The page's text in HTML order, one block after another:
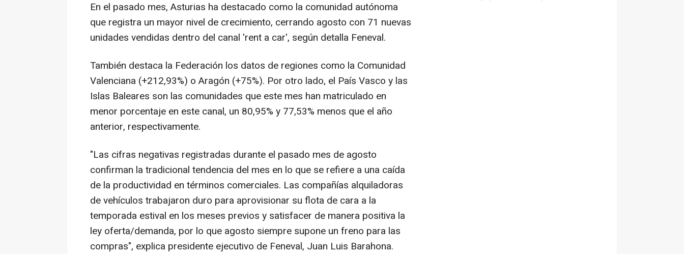
En el pasado mes, Asturias ha destacado como la comunidad autónoma
que registra un mayor nivel de crecimiento, cerrando agosto con 71 nuevas
unidades vendidas dentro del canal 'rent a car', según detalla Feneval.
También destaca la Federación los datos de regiones como la Comunidad
Valenciana (+212,93%) o Aragón (+75%). Por otro lado, el País Vasco y las
Islas Baleares son las comunidades que este mes han matriculado en
menor porcentaje en este canal, un 80,95% y 77,53% menos que el año
anterior, respectivamente.
"Las cifras negativas registradas durante el pasado mes de agosto
confirman la tradicional tendencia del mes en lo que se refiere a una caída
de la productividad en términos comerciales. Las compañías alquiladoras
de vehículos trabajaron duro para aprovisionar su flota de cara a la
temporada estival en los meses previos y satisfacer de manera positiva la
ley oferta/demanda, por lo que agosto siempre supone un freno para las
compras", explica presidente ejecutivo de Feneval, Juan Luis Barahona.